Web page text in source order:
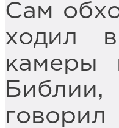
Сам
ходил
камеры